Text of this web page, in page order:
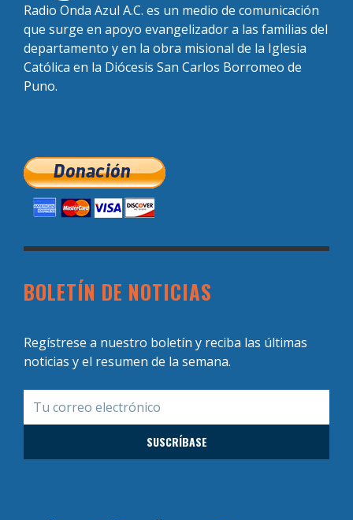
Radio Onda Azul A.C. es un medio de comunicación
que surge en apoyo evangelizador a las familias del
departamento y en la obra misional de la Iglesia
Católica en la Diócesis San Carlos Borromeo de
Puno.
BOLETÍN DE NOTICIAS
Regístrese a nuestro boletín y reciba las últimas
noticias y el resumen de la semana.